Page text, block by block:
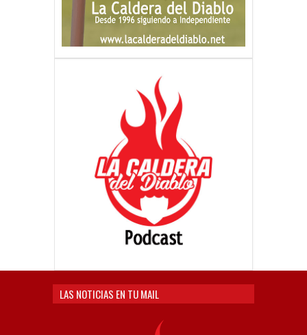
LAS NOTICIAS EN TU MAIL